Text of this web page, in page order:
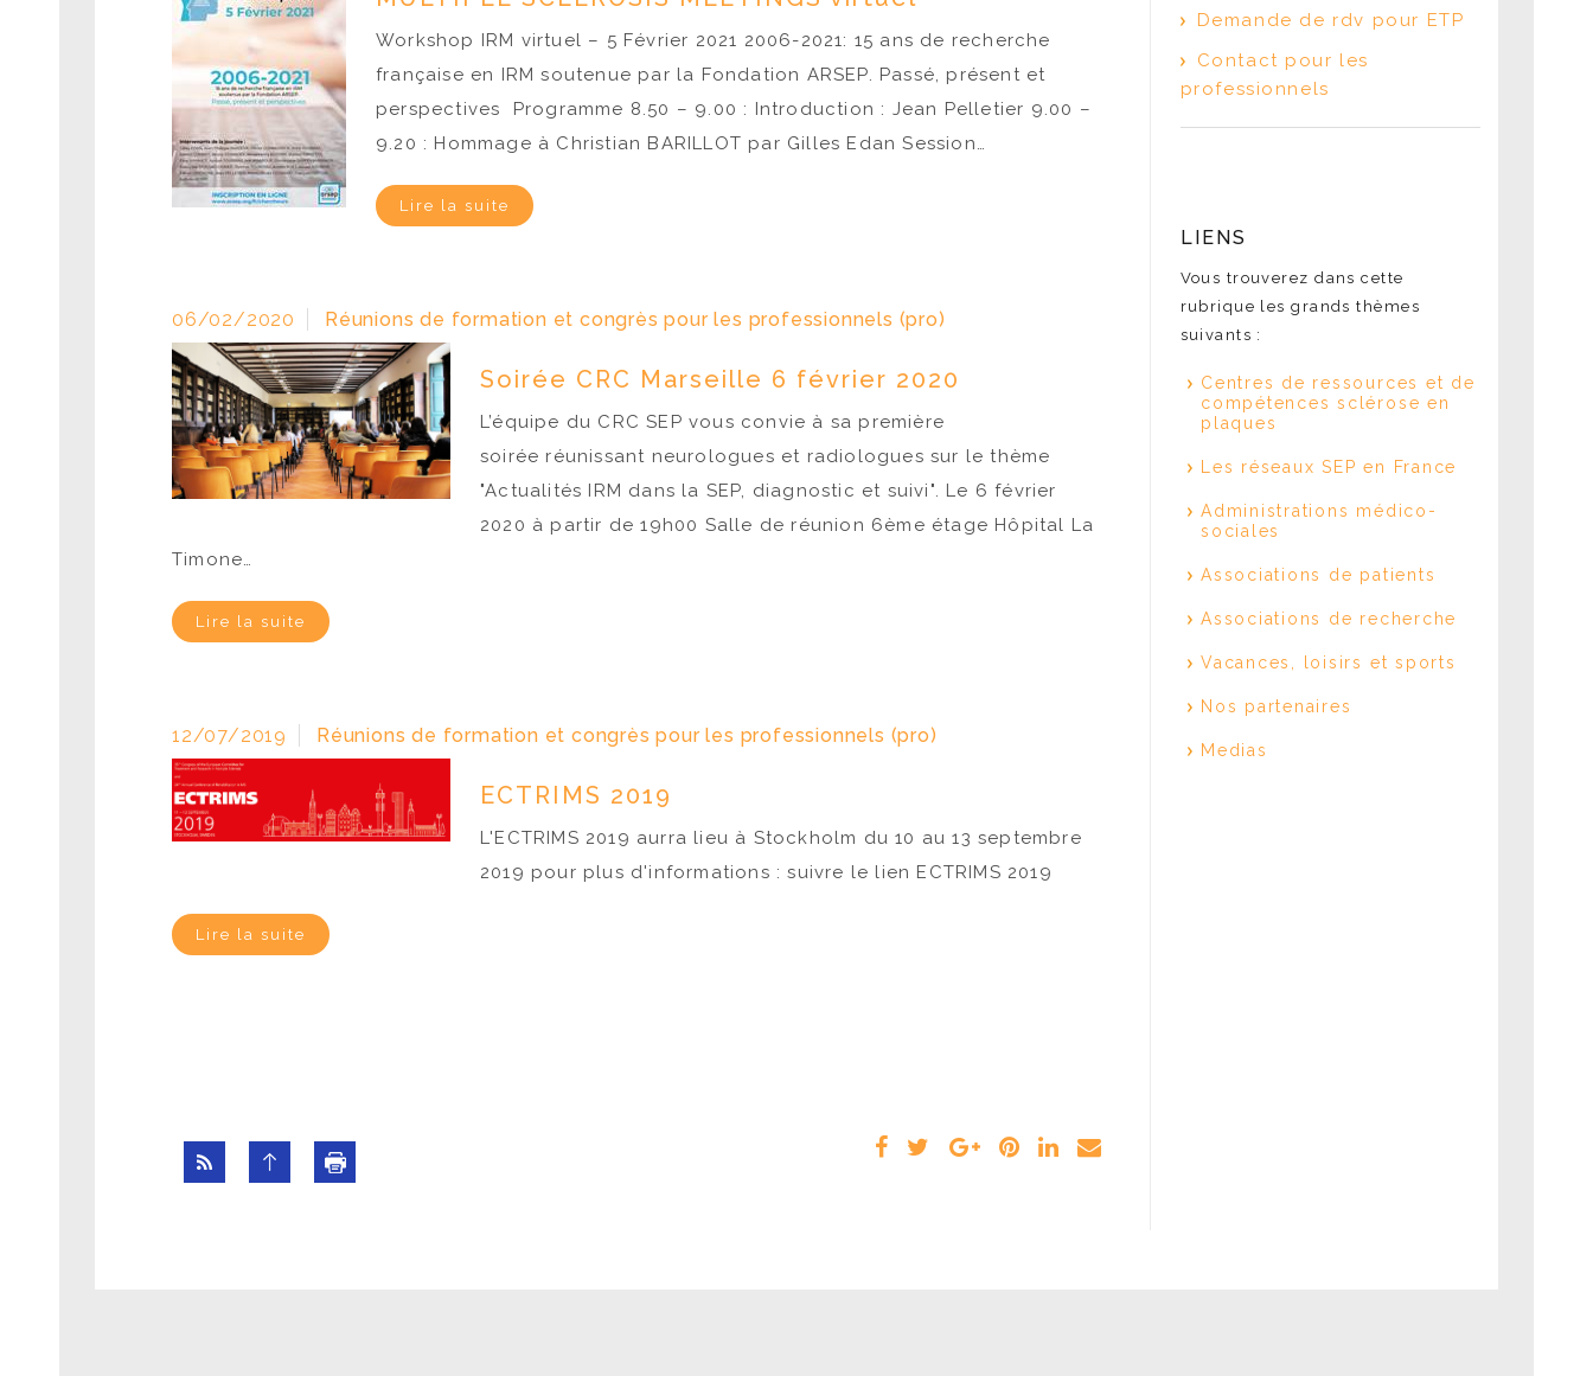
Workshop IRM virtuel – 5 Février 2021 2006-2021: 15 ans de recherche
française en IRM soutenue par la Fondation ARSEP. Passé, présent et
perspectives Programme 8.50 – 9.00 : Introduction : Jean Pelletier 9.00 –
9.20 : Hommage à Christian BARILLOT par Gilles Edan Session…
Lire la suite
06/02/2020 Réunions de formation et congrès pour les professionnels (pro)
Soirée CRC Marseille 6 février 2020
L’équipe du CRC SEP vous convie à sa première
soirée réunissant neurologues et radiologues sur le thème
"Actualités IRM dans la SEP, diagnostic et suivi". Le 6 février
2020 à partir de 19h00 Salle de réunion 6ème étage Hôpital La
Timone…
Lire la suite
12/07/2019 Réunions de formation et congrès pour les professionnels (pro)
ECTRIMS 2019
L'ECTRIMS 2019 aurra lieu à Stockholm‎ du 10 au 13 septembre
2019 pour plus d'informations : suivre le lien ECTRIMS 2019
Lire la suite
Demande de rdv pour ETP
Contact pour les
professionnels
LIENS
Vous trouverez dans cette
rubrique les grands thèmes
suivants :
Centres de ressources et de
compétences sclérose en
plaques
Les réseaux SEP en France
Administrations médico-
sociales
Associations de patients
Associations de recherche
Vacances, loisirs et sports
Nos partenaires
Medias